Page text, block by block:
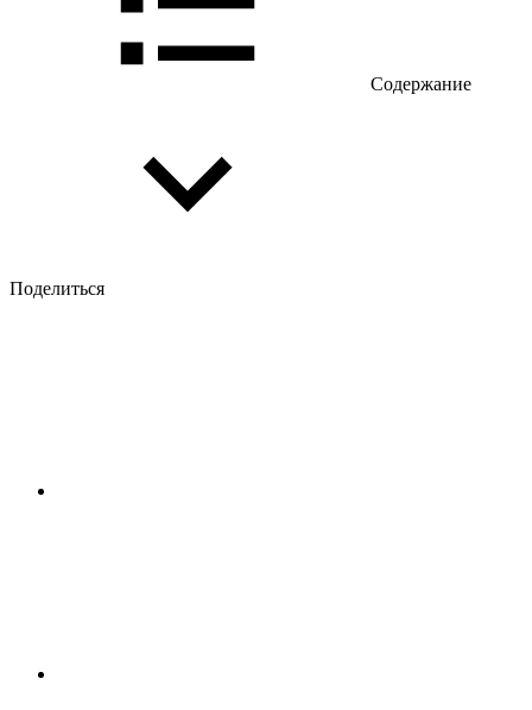
Содержание
Поделиться